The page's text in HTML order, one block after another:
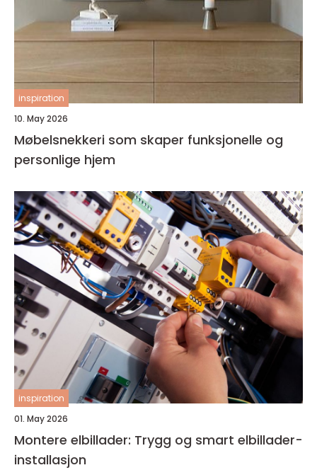
inspiration
10. May 2026
Møbelsnekkeri som skaper funksjonelle og
personlige hjem
inspiration
01. May 2026
Montere elbillader: Trygg og smart elbillader-
installasjon